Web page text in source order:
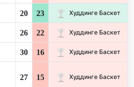
20 23 Худдинге Баскет
26 22 Худдинге Баскет
30 16 Худдинге Баскет
27 15 Худдинге Баскет